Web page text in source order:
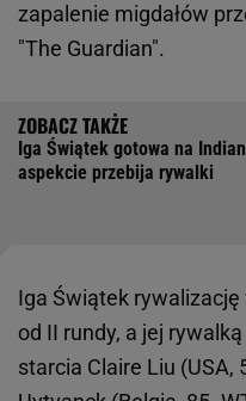
zapalenie migdałów
"The Guardian".
Iga Świątek gotowa na
aspekcie przebija rywalki
Iga Świątek
od II rundy, a jej
starcia Claire Liu (USA,